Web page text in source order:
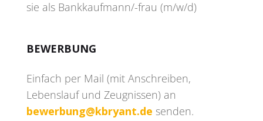
sie als Bankkaufmann/-frau (m/w/d)
BEWERBUNG
Einfach per Mail (mit Anschreiben,
Lebenslauf und Zeugnissen) an
bewerbung@kbryant.de senden.